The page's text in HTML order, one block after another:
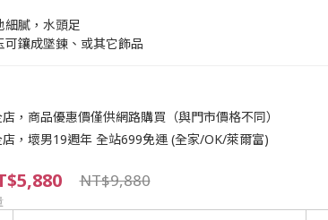
細膩，水頭足
可鑲成墜鍊、或其它飾品
，商品優惠價僅供網路購買（與門市價格不同）
，壞男19週年 全站699免運 (全家/OK/萊爾富)
NT$9,880